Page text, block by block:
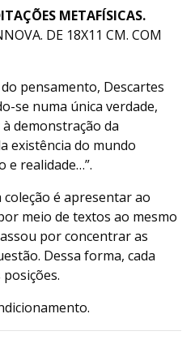
METAFÍSICAS.
DE 18X11 CM. COM
pensamento, Descartes
se numa única verdade,
demonstração da
existência do mundo
e realidade…”.
coleção é apresentar ao
meio de textos ao mesmo
por concentrar as
Dessa forma, cada